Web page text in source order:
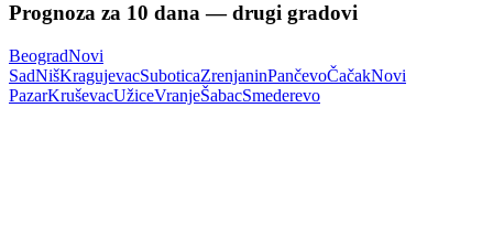
Prognoza za 10 dana — drugi gradovi
BeogradNovi
SadNišKragujevacSuboticaZrenjaninPančevoČačakNovi
PazarKruševacUžiceVranjeŠabacSmederevo